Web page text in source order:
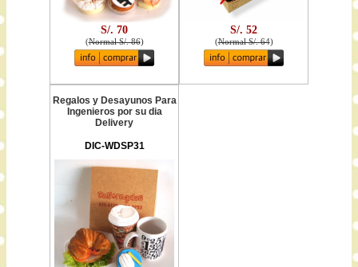
S/. 70
(Normal S/. 86)
S/. 52
(Normal S/. 64)
Regalos y Desayunos Para
Ingenieros por su dia
Delivery
DIC-WDSP31